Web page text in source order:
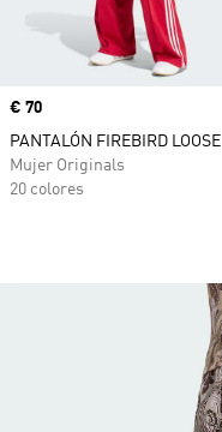
Precio
€ 70
PANTALÓN FIREBIRD LOOSE
Mujer Originals
20 colores